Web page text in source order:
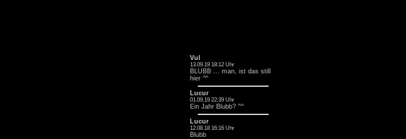
Vul
13.09.19 18:12 Uhr
BLUBB ... man, ist das still
hier ^^
Lucur
01.09.19 22:39 Uhr
Ein Jahr Blubb? ^^
Lucur
12.08.18 16:16 Uhr
Blubb